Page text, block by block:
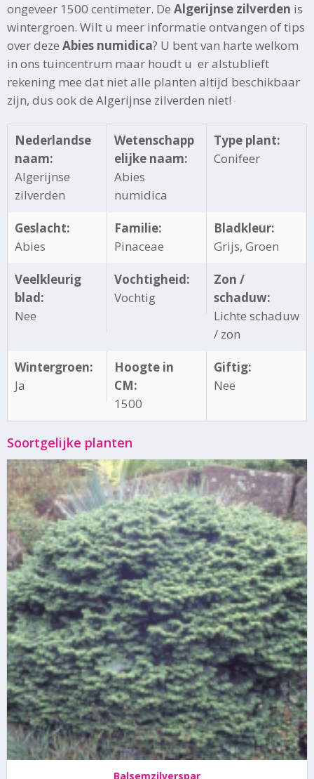
ongeveer 1500 centimeter. De Algerijnse zilverden is
wintergroen. Wilt u meer informatie ontvangen of tips
over deze Abies numidica? U bent van harte welkom
in ons tuincentrum maar houdt u er alstublieft
rekening mee dat niet alle planten altijd beschikbaar
zijn, dus ook de Algerijnse zilverden niet!
Nederlandse
naam:
Algerijnse
zilverden
Wetenschapp
elijke naam:
Abies
numidica
Type plant:
Conifeer
Geslacht:
Abies
Familie:
Pinaceae
Bladkleur:
Grijs, Groen
Veelkleurig
blad:
Nee
Vochtigheid:
Vochtig
Zon /
schaduw:
Lichte schaduw
/ zon
Wintergroen:
Ja
Hoogte in
CM:
1500
Giftig:
Nee
Soortgelijke planten
Balsemzilverspar